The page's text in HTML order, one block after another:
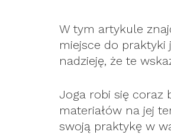
W tym artykule
miejsce do
nadzieję, że te
Joga robi się coraz
materiałów na jej
swoją praktykę w